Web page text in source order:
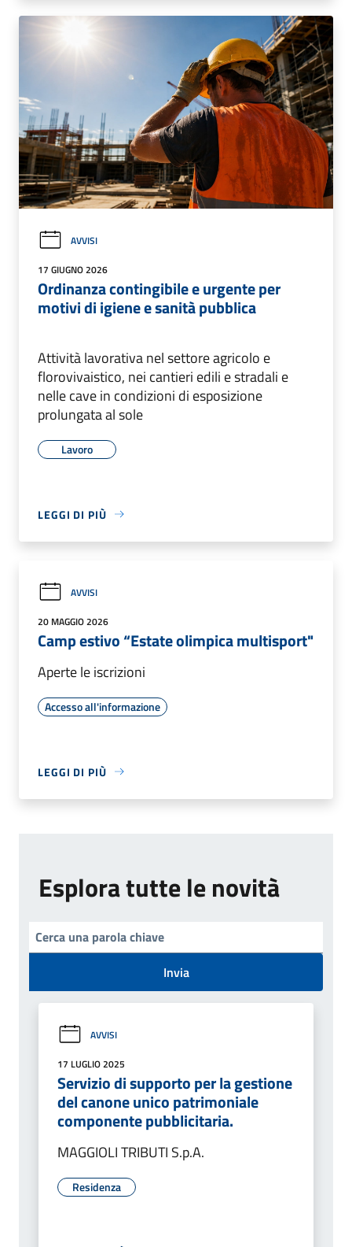
AVVISI
17 GIUGNO 2026
Ordinanza contingibile e urgente per
motivi di igiene e sanità pubblica
Attività lavorativa nel settore agricolo e
florovivaistico, nei cantieri edili e stradali e
nelle cave in condizioni di esposizione
prolungata al sole
Lavoro
LEGGI DI PIÙ
AVVISI
20 MAGGIO 2026
Camp estivo “Estate olimpica multisport"
Aperte le iscrizioni
Accesso all'informazione
LEGGI DI PIÙ
Esplora tutte le novità
Invia
AVVISI
17 LUGLIO 2025
Servizio di supporto per la gestione
del canone unico patrimoniale
componente pubblicitaria.
MAGGIOLI TRIBUTI S.p.A.
Residenza